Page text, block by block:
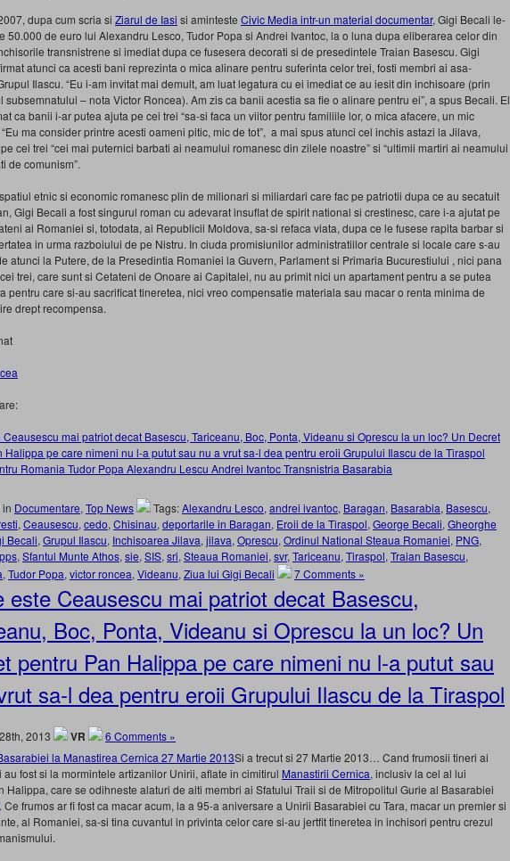
dupa cum scria si Ziarul de Iasi si aminteste Civic Media intr-un material documentar, Gigi Becali le-
50.000 de euro lui Alexandru Lesco, Tudor Popa si Andrei Ivantoc, la o luna dupa eliberarea celor din
transnistrene si imediat dupa ce fusesera decorati si de presedintele Traian Basescu. Gigi
atunci ca acesti bani reprezinta o mica alinare pentru suferinta celor trei, fosti membri ai asa-
Ilascu. “Eu i-am invitat mai demult, am luat legatura cu ei imediat ce au iesit din inchisoare (prin
subsemnatului – nota Victor Roncea). Am zis ca banii acestia sa fie o alinare pentru ei”, a spus Becali. El
ca banii i-ar putea ajuta pe cei trei “sa-si faca un viitor pentru familiile lor, o mica afacere, un mic
ma consider printre acesti oameni pitic, mic de tot”, a mai spus atunci cel inchis astazi la Jilava,
cei trei “cei mai puternici barbati ai neamului romanesc din zilele noastre” si “ultimii martiri ai neamului
de comunism”.
etnic si economic romanesc plin de milionari si miliardari care fac pe patriotii dupa ce au secatuit
Gigi Becali a fost singurul roman cu adevarat insuflat de spirit national si crestinesc, care i-a ajutat pe
ai Romaniei si, totodata, ai Republicii Moldova, sa-si refaca viata, dupa ce le fusese rapita barbar si
in urma razboiului de pe Nistru. In ciuda promisiunilor administratiilor centrale si locale care s-au
atunci la Putere, de la Presedintia Romaniei la Guvern, Parlament si Primaria Bucurestiului , nici pana
trei, care sunt si Cetateni de Onoare ai Capitalei, nu au primit nici un apartament pentru a se putea
pentru care si-au sacrificat tineretea, nici vreo compensatie materiala sau macar o renta minima de
drept recompensa.
Ceausescu mai patriot decat Basescu, Tariceanu, Boc, Ponta, Videanu si Oprescu la un loc? Un Decret
Halippa pe care nimeni nu l-a putut sau nu a vrut sa-l dea pentru eroii Grupului Ilascu de la Tiraspol
in Documentare, Top News Tags:Alexandru Lesco, andrei ivantoc, Baragan, Basarabia, Basescu,
, Ceausescu, cedo, Chisinau, deportarile in Baragan, Eroii de la Tiraspol, George Becali, Gheorghe
Becali, Grupul Ilascu, Inchisoarea Jilava, jilava, Oprescu, Ordinul National Steaua Romaniei, PNG,
, Sfantul Munte Athos, sie, SIS, sri, Steaua Romaniei, svr, Tariceanu, Tiraspol, Traian Basescu,
, Tudor Popa, victor roncea, Videanu, Ziua lui Gigi Becali 7 Comments »
este Ceausescu mai patriot decat Basescu,
Boc, Ponta, Videanu si Oprescu la un loc? Un
pentru Pan Halippa pe care nimeni nu l-a putut sau
sa-l dea pentru eroii Grupului Ilascu de la Tiraspol
2013 VR
6 Comments »
Si a trecut si 27 Martie 2013… Cand frumosii tineri ai
au fost si la mormintele artizanilor Unirii, aflate in cimitirul Manastirii Cernica, inclusiv la cel al lui
Halippa, care se odihneste alaturi de alti membri ai Sfatului Traii si de Mitropolitul Gurie al Basarabiei
Ce frumos ar fi fost ca macar acum, la a 95-a aniversare a Unirii Basarabiei cu Tara, macar un premier si
al Romaniei, sa-si tina cuvantul in privinta celor care si-au jertfit tineretea in inchisori pentru crezul